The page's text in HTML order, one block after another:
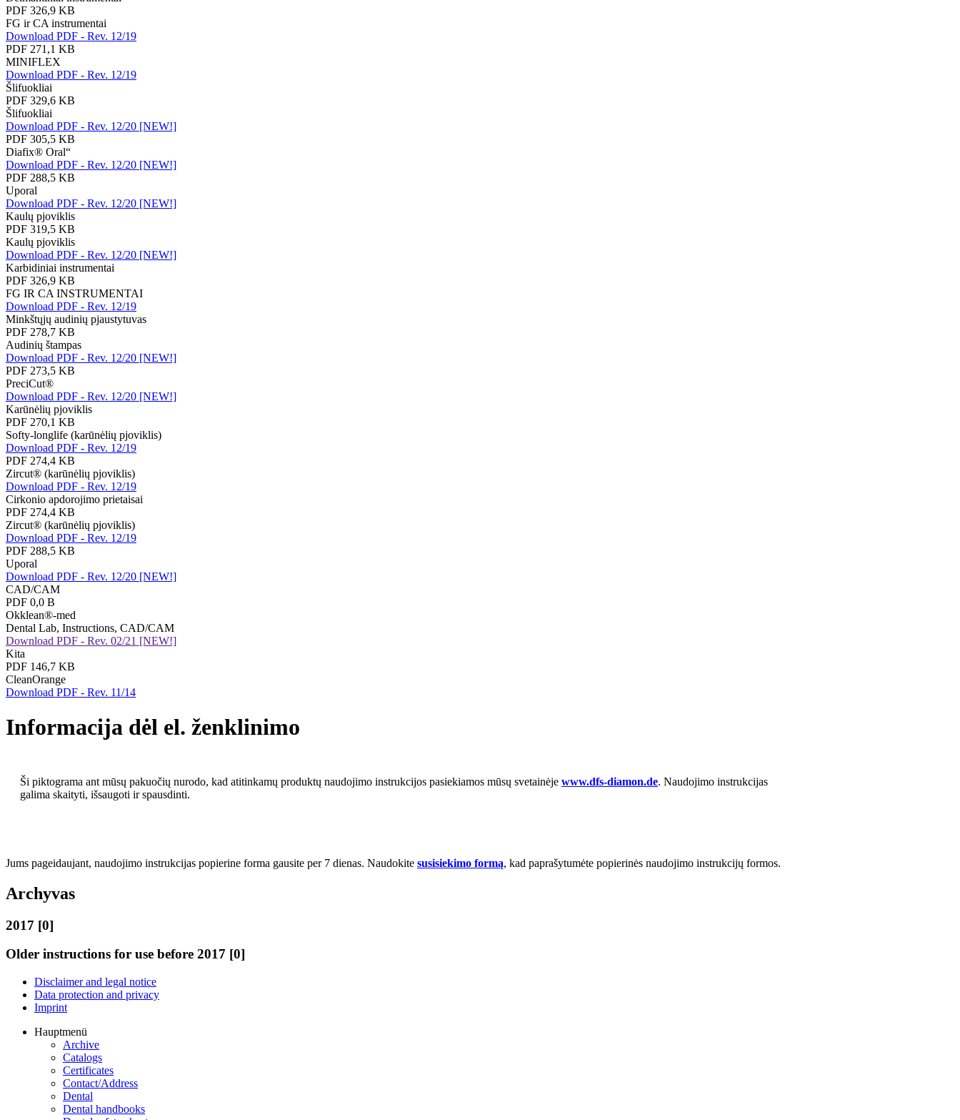
PDF 326,9 KB
FG ir CA instrumentai
Download PDF - Rev. 12/19
PDF 271,1 KB
MINIFLEX
Download PDF - Rev. 12/19
Šlifuokliai
PDF 329,6 KB
Šlifuokliai
Download PDF - Rev. 12/20 [NEW!]
PDF 305,5 KB
Diafix® Oral“
Download PDF - Rev. 12/20 [NEW!]
PDF 288,5 KB
Uporal
Download PDF - Rev. 12/20 [NEW!]
Kaulų pjoviklis
PDF 319,5 KB
Kaulų pjoviklis
Download PDF - Rev. 12/20 [NEW!]
Karbidiniai instrumentai
PDF 326,9 KB
FG IR CA INSTRUMENTAI
Download PDF - Rev. 12/19
Minkštųjų audinių pjaustytuvas
PDF 278,7 KB
Audinių štampas
Download PDF - Rev. 12/20 [NEW!]
PDF 273,5 KB
PreciCut®
Download PDF - Rev. 12/20 [NEW!]
Karūnėlių pjoviklis
PDF 270,1 KB
Softy-longlife (karūnėlių pjoviklis)
Download PDF - Rev. 12/19
PDF 274,4 KB
Zircut® (karūnėlių pjoviklis)
Download PDF - Rev. 12/19
Cirkonio apdorojimo prietaisai
PDF 274,4 KB
Zircut® (karūnėlių pjoviklis)
Download PDF - Rev. 12/19
PDF 288,5 KB
Uporal
Download PDF - Rev. 12/20 [NEW!]
CAD/CAM
PDF 0,0 B
Okklean®-med
Dental Lab, Instructions, CAD/CAM
Download PDF - Rev. 02/21 [NEW!]
Kita
PDF 146,7 KB
CleanOrange
Download PDF - Rev. 11/14
Informacija dėl el. ženklinimo
Ši piktograma ant mūsų pakuočių nurodo, kad atitinkamų produktų naudojimo instrukcijos pasiekiamos mūsų svetainėje www.dfs-diamon.de. Naudojimo instrukcijas
galima skaityti, išsaugoti ir spausdinti.
Jums pageidaujant, naudojimo instrukcijas popierine forma gausite per 7 dienas. Naudokite susisiekimo formą, kad paprašytumėte popierinės naudojimo instrukcijų formos.
Archyvas
2017 [0]
Older instructions for use before 2017 [0]
Disclaimer and legal notice
Data protection and privacy
Imprint
Hauptmenü
Archive
Catalogs
Certificates
Contact/Address
Dental
Dental handbooks